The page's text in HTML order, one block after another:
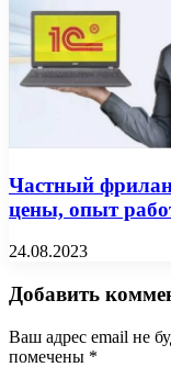
Частный
цены, опыт
24.08.2023
Добавить
Ваш адрес email не
помечены *